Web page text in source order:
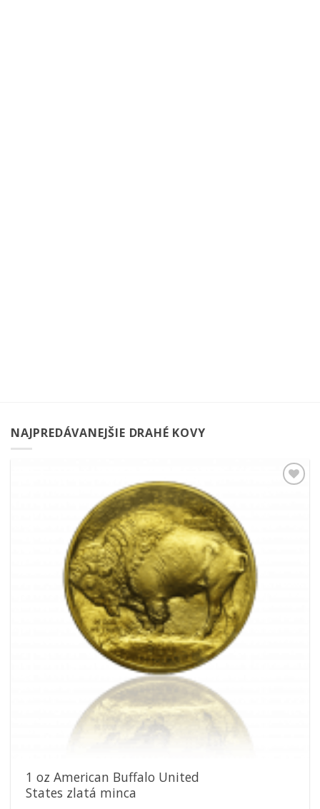
NAJPREDÁVANEJŠIE DRAHÉ KOVY
1 oz American Buffalo United
States zlatá minca